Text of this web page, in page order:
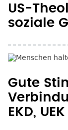
US-
soziale
Gute
EKD,